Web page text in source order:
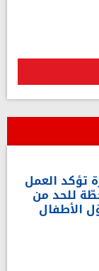
تؤكد العمل
للحد من
الأطفال